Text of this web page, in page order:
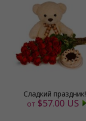
Сладкий праздник!
от $57.00 US